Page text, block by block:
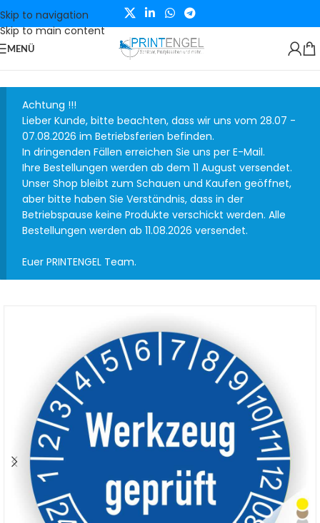
Skip to navigation
Skip to main content
MENÜ
Achtung !!!
Lieber Kunde, bitte beachten, dass wir uns vom 28.07 -
07.08.2026 im Betriebsferien befinden.
In dringenden Fällen erreichen Sie uns per E-Mail.
Ihre Bestellungen werden ab dem 11 August versendet.
Unser Shop bleibt zum Schauen und Kaufen geöffnet,
aber bitte haben Sie Verständnis, dass in der
Betriebspause keine Produkte verschickt werden. Alle
Bestellungen werden ab 11.08.2026 versendet.
Euer PRINTENGEL Team.